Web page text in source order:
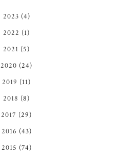
2023 (4)
2022 (1)
2021 (5)
2020 (24)
2019 (11)
2018 (8)
2017 (29)
2016 (43)
2015 (74)